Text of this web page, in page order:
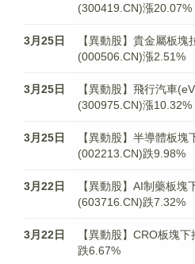
(300419.CN)漲20.07%
3月25日
【異動股】貴金屬板塊
(000506.CN)漲2.51%
3月25日
【異動股】飛行汽車
(300975.CN)漲10.32%
3月25日
【異動股】半導體板塊
(002213.CN)跌9.98%
3月22日
【異動股】AI制藥板塊
(603716.CN)跌7.32%
3月22日
【異動股】CRO板塊
跌6.67%